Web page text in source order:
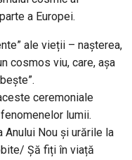
a Europei.
ale vieții – nașterea,
cosmos viu, care, așa
ceremoniale
lumii.
Anului Nou și urările la
Șă fiți în viață